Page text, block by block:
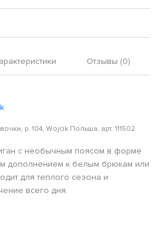
Отзывы (0)
р. 104, Wojcik Польша, арт. 111502
с необычным поясом в форме
дополнением к белым брюкам или
для теплого сезона и
всего дня.